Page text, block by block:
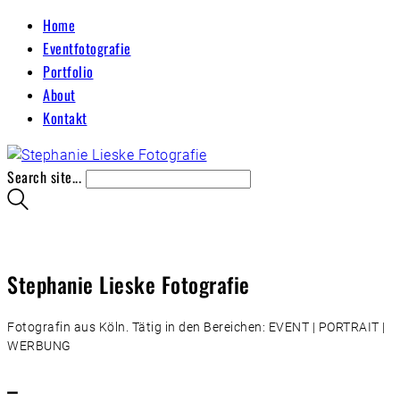
Home
Eventfotografie
Portfolio
About
Kontakt
Search site...
Stephanie Lieske Fotografie
Fotografin aus Köln. Tätig in den Bereichen: EVENT | PORTRAIT |
WERBUNG
–